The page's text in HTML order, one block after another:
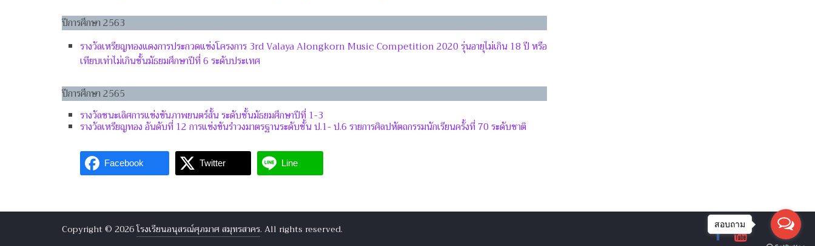
ปีการศึกษา 2563
รางวัลเหรียญทองแดงการประกวดแข่งโครงการ 3rd Valaya Alongkorn Music Competition 2020 รุ่นอายุไม่เกิน 18 ปี หรือ
เทียบเท่าไม่เกินชั้นมัธยมศึกษาปีที่ 6 ระดับประเทศ
ปีการศึกษา 2565
รางวัลชนะเลิศการแข่งขันภาพยนตร์สั้น ระดับชั้นมัธยมศึกษาปีที่ 1-3
รางวัลเหรียญทอง อันดับที่ 12 การแข่งขันรำวงมาตรฐานระดับชั้น ป.1- ป.6 รายการศิลปหัตถกรรมนักเรียนครั้งที่ 70 ระดับชาติ
Facebook Twitter Line
Copyright © 2026โรงเรียนอนุสรณ์ศุภมาศ สมุทรสาคร. All rights reserved. สอบถาม